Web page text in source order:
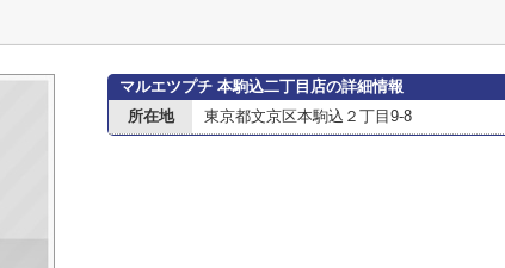
マルエツプチ 本駒込二丁目店の詳細情報
所在地
東京都文京区本駒込２丁目9-8